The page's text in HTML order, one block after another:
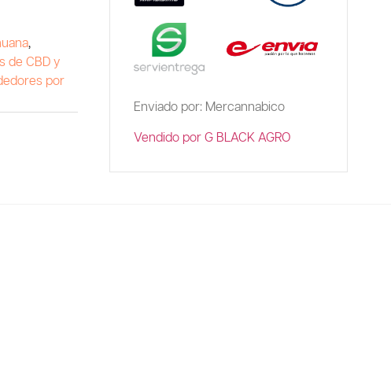
,
de CBD y
por
Enviado por: Mercannabico
Vendido por G BLACK AGRO